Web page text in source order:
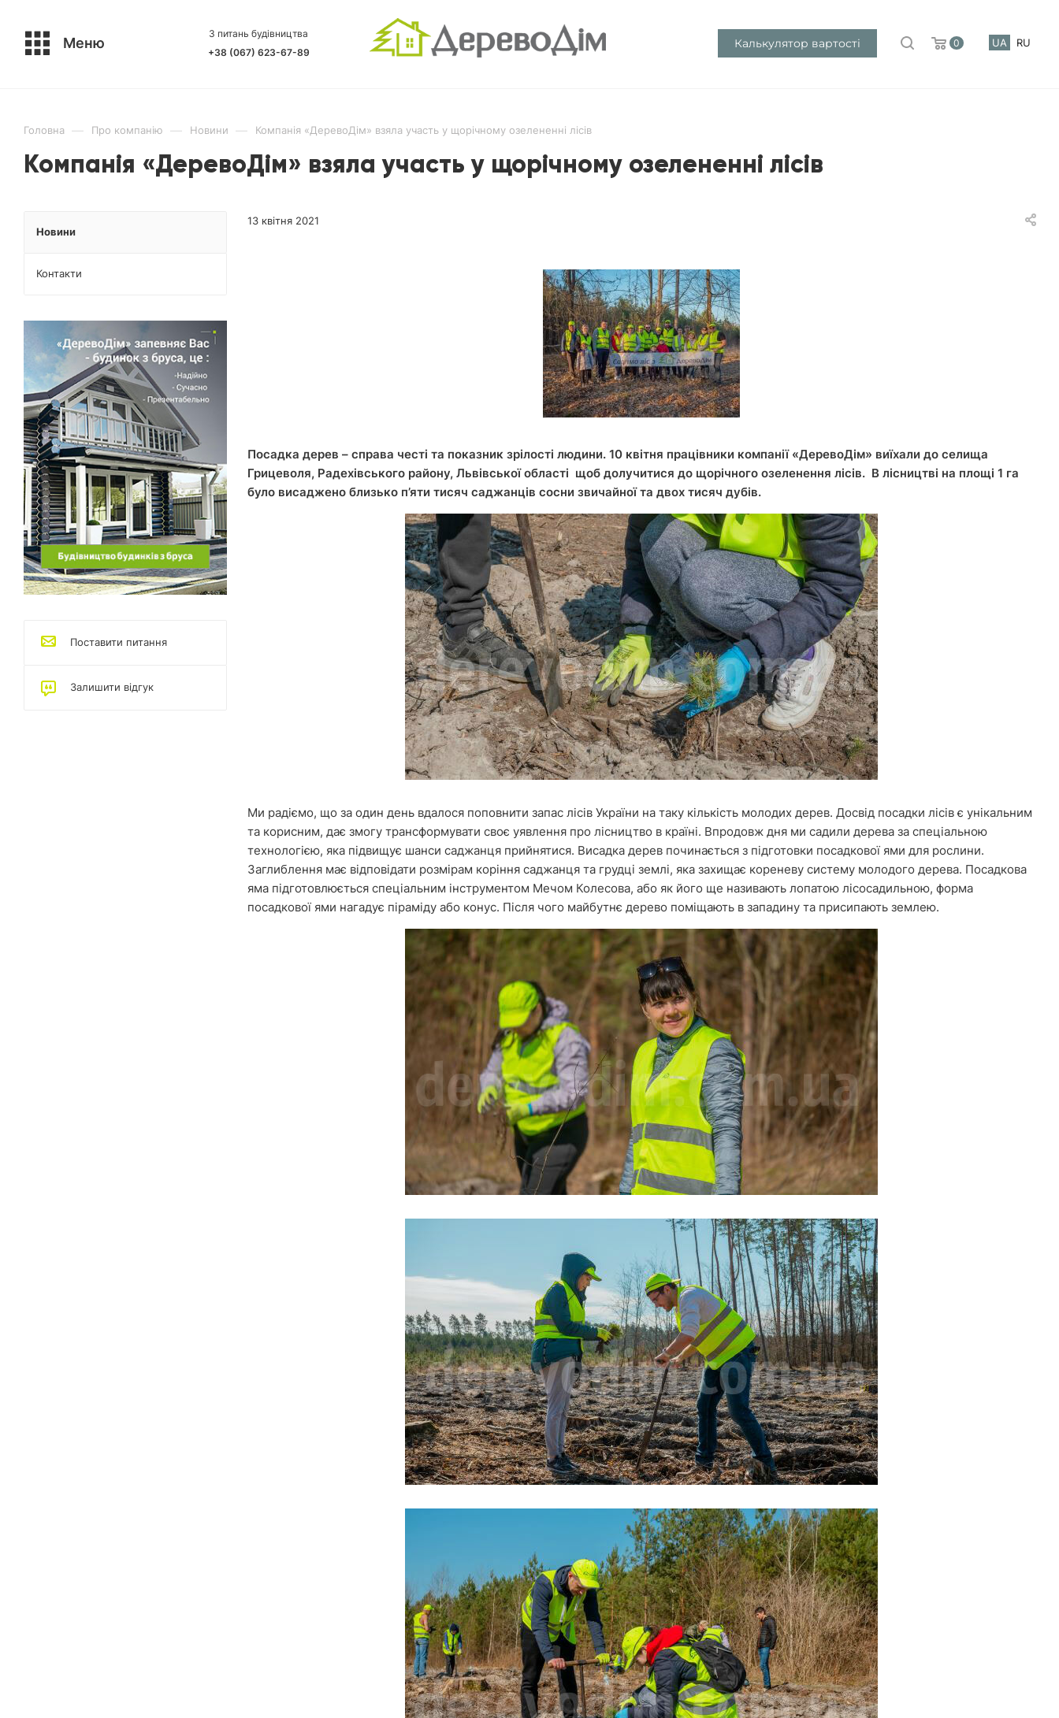
Меню
З питань будівництва
+38 (067) 623-67-89
UA RU
0
Калькулятор вартості
Головна — Про компанію — Новини — Компанія «ДеревоДім» взяла участь у щорічному озелененні лісів
Компанія «ДеревоДім» взяла участь у щорічному озелененні лісів
13 квітня 2021
Посадка дерев – справа честі та показник зрілості людини. 10 квітня працівники компанії «ДеревоДім» виїхали до селища
Грицеволя, Радехівського району, Львівської області щоб долучитися до щорічного озеленення лісів. В лісництві на площі 1 га
було висаджено близько п’яти тисяч саджанців сосни звичайної та двох тисяч дубів.
Ми радіємо, що за один день вдалося поповнити запас лісів України на таку кількість молодих дерев. Досвід посадки лісів є унікальним
та корисним, дає змогу трансформувати своє уявлення про лісництво в країні. Впродовж дня ми садили дерева за спеціальною
технологією, яка підвищує шанси саджанця прийнятися. Висадка дерев починається з підготовки посадкової ями для рослини.
Заглиблення має відповідати розмірам коріння саджанця та грудці землі, яка захищає кореневу систему молодого дерева. Посадкова
яма підготовлюється спеціальним інструментом Мечом Колесова, або як його ще називають лопатою лісосадильною, форма
посадкової ями нагадує піраміду або конус. Після чого майбутнє дерево поміщають в западину та присипають землею.
Новини
Контакти
Поставити питання
Залишити відгук